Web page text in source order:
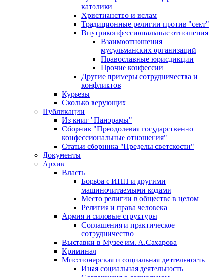
католики
Христианство и ислам
Традиционные религии против "сект"
Внутриконфессиональные отношения
Взаимоотношения
мусульманских организаций
Православные юрисдикции
Прочие конфессии
Другие примеры сотрудничества и
конфликтов
Курьезы
Сколько верующих
Публикации
Из книг "Панорамы"
Сборник "Преодолевая государственно -
конфессиональные отношения"
Статьи сборника "Пределы светскости"
Документы
Архив
Власть
Борьба с ИНН и другими
машиночитаемыми кодами
Место религии в обществе в целом
Религия и права человека
Армия и силовые структуры
Соглашения и практическое
сотрудничество
Выставки в Музее им. А.Сахарова
Криминал
Миссионерская и социальная деятельность
Иная социальная деятельность